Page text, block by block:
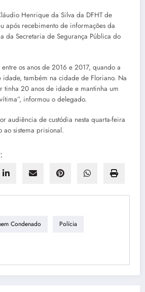
Henrique da Silva da DFHT de
após recebimento de informações da
da Secretaria de Segurança Pública do
os anos de 2016 e 2017, quando a
idade, também na cidade de Floriano. Na
tinha 20 anos de idade e mantinha um
informou o delegado.
audiência de custódia nesta quarta-feira
ao sistema prisional.
Condenado Polícia